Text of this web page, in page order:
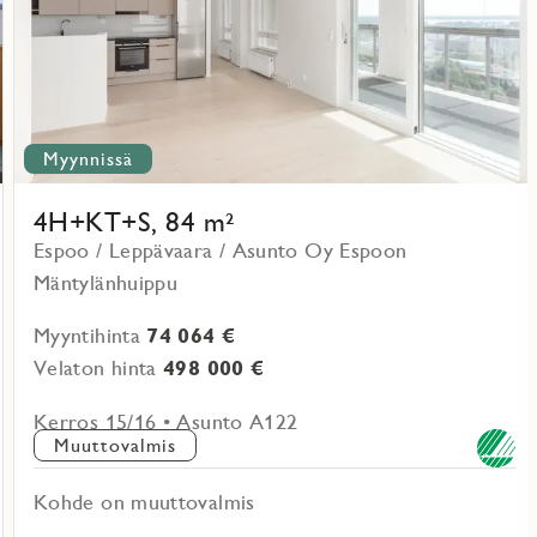
Myynnissä
4H+KT+S, 84 m²
Espoo / Leppävaara / Asunto Oy Espoon
Mäntylänhuippu
Myyntihinta 74 064 €
Velaton hinta498 000 €
Kerros 15/16 • Asunto A122
Muuttovalmis
Kohde on muuttovalmis